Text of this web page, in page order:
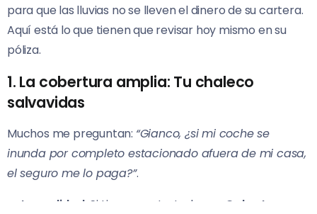
para que las lluvias no se lleven el dinero de su cartera.
Aquí está lo que tienen que revisar hoy mismo en su
póliza.
1. La cobertura amplia: Tu chaleco
salvavidas
Muchos me preguntan: “Gianco, ¿si mi coche se
inunda por completo estacionado afuera de mi casa,
el seguro me lo paga?”.
La realidad: Si tienes contratada una
Cobertura